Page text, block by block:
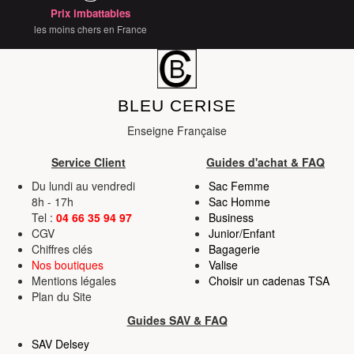
déclaration sur les cookies.
et les annonces, d'offrir des fonctionnalités relatives aux
médias sociaux et d'analyser notre trafic. Nous
partageons également des informations sur l'utilisation de
publicité et d'analyse, qui peuvent combiner celles-ci
avec d'autres informations que vous leur avez fournies
services.
Prix imbattables
les moins chers en France
BLEU CERISE
Enseigne Française
Service Client
Guides d'achat & FAQ
Du lundi au vendredi
8h - 17h
Tel : 04 66 35 94 97
CGV
Chiffres clés
Nos boutiques
Mentions légales
Plan du Site
Sac Femme
Sac Homme
Business
Junior/Enfant
Bagagerie
Valise
Choisir un cadenas TSA
Guides SAV & FAQ
SAV Delsey